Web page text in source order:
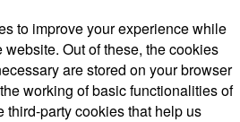
to improve your experience while
Out of these, the cookies
are stored on your browser
working of basic functionalities of
third-party cookies that help us